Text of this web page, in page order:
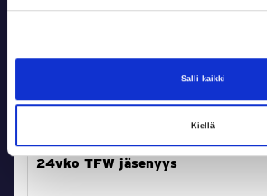
Salli kaikki
Kiellä
24vko TFW jäsenyys